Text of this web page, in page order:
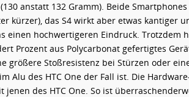
anstatt 132 Gramm). Beide
kürzer), das S4 wirkt aber etwas kantiger
einen hochwertigeren Eindruck. Trotzdem
Prozent aus Polycarbonat gefertigtes
größere Stoßresistenz bei Stürzen oder
Alu des HTC One der Fall ist. Die
jenen des HTC One. So ist